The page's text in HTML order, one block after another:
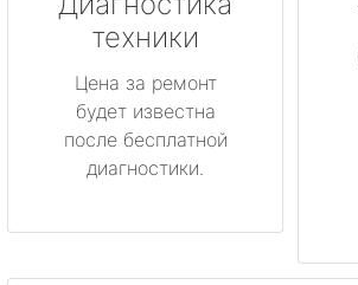
техники
Цена за ремонт
будет известна
после бесплатной
диагностики.